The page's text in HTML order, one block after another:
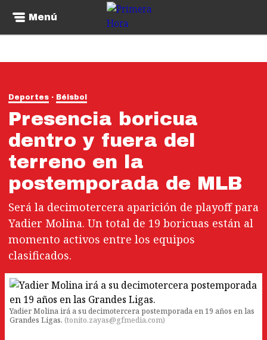
Menú
Deportes Béisbol
Presencia boricua
dentro y fuera del
terreno en la
postemporada de MLB
Será la decimotercera aparición de playoff para
Yadier Molina. Un total de 19 boricuas están al
momento activos entre los equipos
clasificados.
Yadier Molina irá a su decimotercera postemporada en 19 años en las
Grandes Ligas. (tonito.zayas@gfmedia.com)